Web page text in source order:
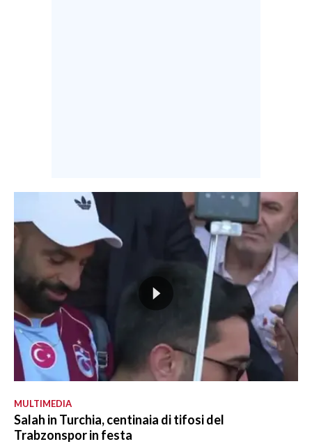
MULTIMEDIA
Salah in Turchia, centinaia di tifosi del
Trabzonspor in festa